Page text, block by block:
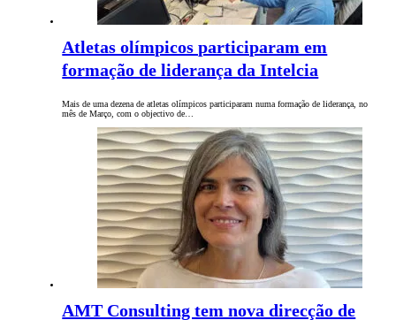
Atletas olímpicos participaram em
formação de liderança da Intelcia
Mais de uma dezena de atletas olímpicos participaram numa formação de liderança, no
mês de Março, com o objectivo de…
AMT Consulting tem nova direcção de